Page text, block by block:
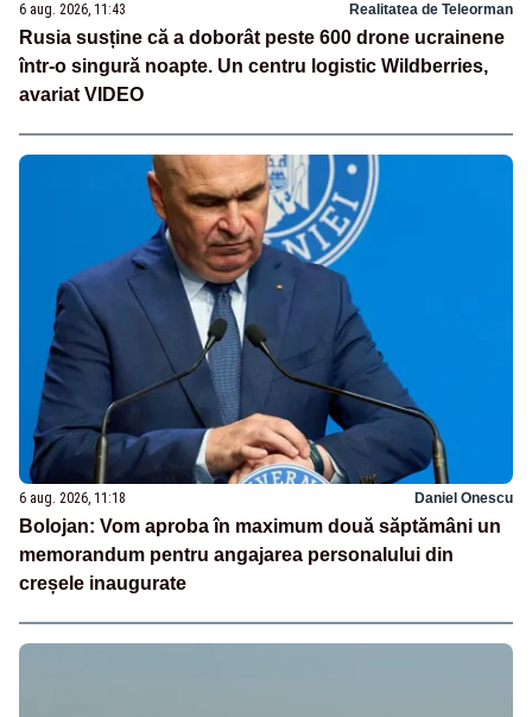
6 aug. 2026, 11:43 Realitatea de Teleorman
Rusia susține că a doborât peste 600 drone ucrainene
într-o singură noapte. Un centru logistic Wildberries,
avariat VIDEO
6 aug. 2026, 11:18 Daniel Onescu
Bolojan: Vom aproba în maximum două săptămâni un
memorandum pentru angajarea personalului din
creșele inaugurate